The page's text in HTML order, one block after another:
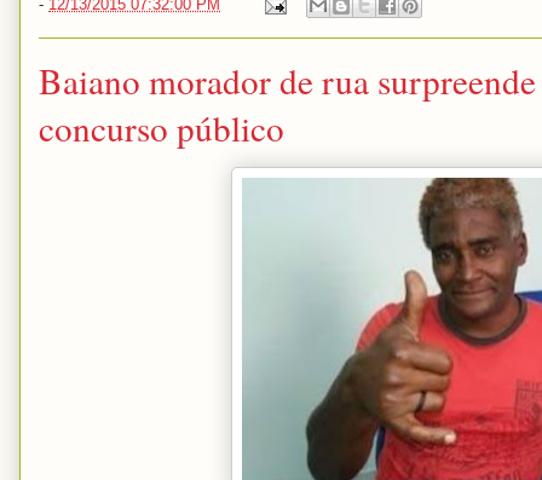
- 12/13/2015 07:32:00 PM
Baiano morador de rua
concurso público